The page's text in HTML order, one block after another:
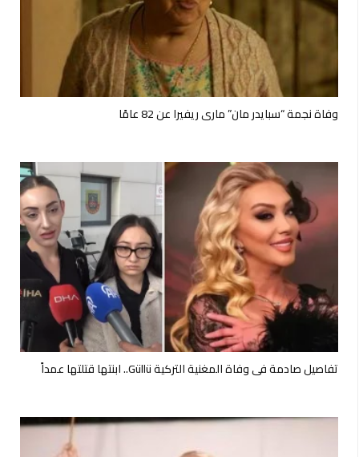
وفاة نجمة “سبايدر مان” ماري ريفيرا عن 82 عامًا
تفاصيل صادمة في وفاة المغنية التركية Güllü.. ابنتها قتلتها عمداً